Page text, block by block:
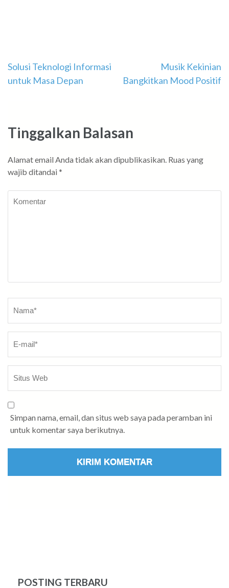
Navigasi
pos
Solusi Teknologi Informasi
untuk Masa Depan
Musik Kekinian
Bangkitkan Mood Positif
Tinggalkan Balasan
Alamat email Anda tidak akan dipublikasikan. Ruas yang
wajib ditandai *
Simpan nama, email, dan situs web saya pada peramban ini
untuk komentar saya berikutnya.
POSTING TERBARU